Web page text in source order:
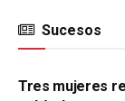
Sucesos
SUCESOS
Tres mujeres